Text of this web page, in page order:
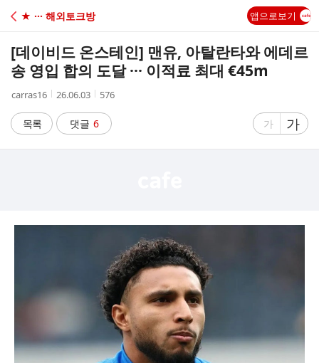
C
A
★ ··· 해외토크방 앱으로보기
[데이비드 온스테인] 맨유, 아탈란타와 에데르
송 영입 합의 도달 ··· 이적료 최대 €45m
작
자
carras16
작
시
간
26.06.03
조
수
576
목록 댓글 6
글
게
가
글
자
게
가